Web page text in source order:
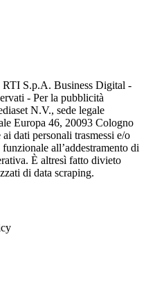
RTI S.p.A. Business Digital -
- Per la pubblicità
N.V., sede legale
Europa 46, 20093 Cologno
dati personali trasmessi e/o
all’addestramento di
È altresì fatto divieto
di data scraping.